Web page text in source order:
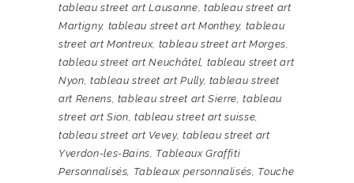
tableau street art Lausanne, tableau street art
Martigny, tableau street art Monthey, tableau
street art Montreux, tableau street art Morges,
tableau street art Neuchâtel, tableau street art
Nyon, tableau street art Pully, tableau street
art Renens, tableau street art Sierre,tableau
street art Sion,tableau street art suisse,
tableau street art Vevey, tableau street art
Yverdon-les-Bains, Tableaux Graffiti
Personnalisés, Tableaux personnalisés, Touche